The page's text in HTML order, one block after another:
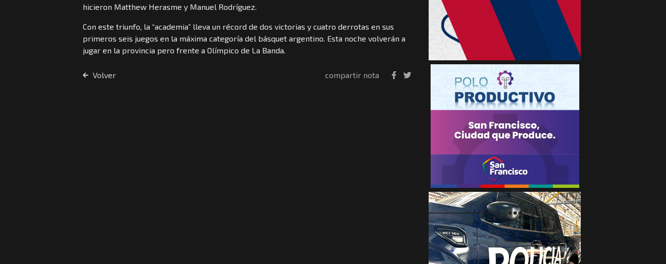
hicieron Matthew Herasme y Manuel Rodríguez.
Con este triunfo, la “academia” lleva un récord de dos victorias y cuatro derrotas en sus
primeros seis juegos en la máxima categoría del básquet argentino. Esta noche volverán a
jugar en la provincia pero frente a Olímpico de La Banda.
Volver compartir nota